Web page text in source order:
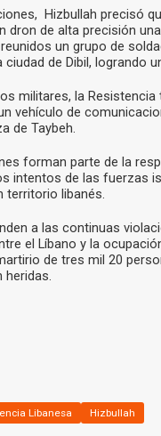
Hizbullah precisó
dron de alta precisión
un grupo de
ciudad de Dibil, logrando
militares, la
vehículo de
de Taybeh.
forman parte de la
intentos de las fuerzas
territorio libanés.
a las continuas
el Líbano y la
de tres mil 20
heridas.
Libanesa Hizbullah